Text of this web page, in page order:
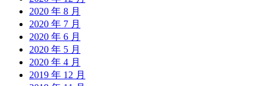
2020 年 8 月
2020 年 7 月
2020 年 6 月
2020 年 5 月
2020 年 4 月
2019 年 12 月